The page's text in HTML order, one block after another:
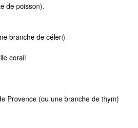
de poisson).
branche de céleri)
corail
Provence (ou une branche de thym)